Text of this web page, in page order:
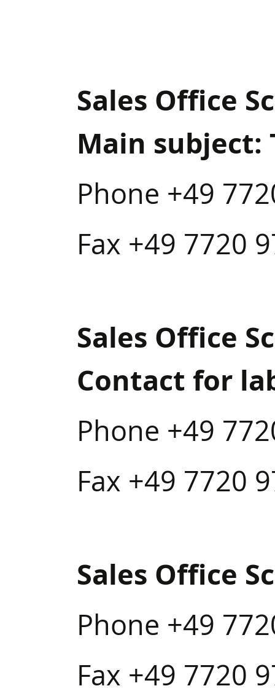
Sales Office
Main subject:
Phone +49
Fax +49 7720
Sales Office
Contact for
Phone +49
Fax +49 7720
Sales Office
Phone +49
Fax +49 7720